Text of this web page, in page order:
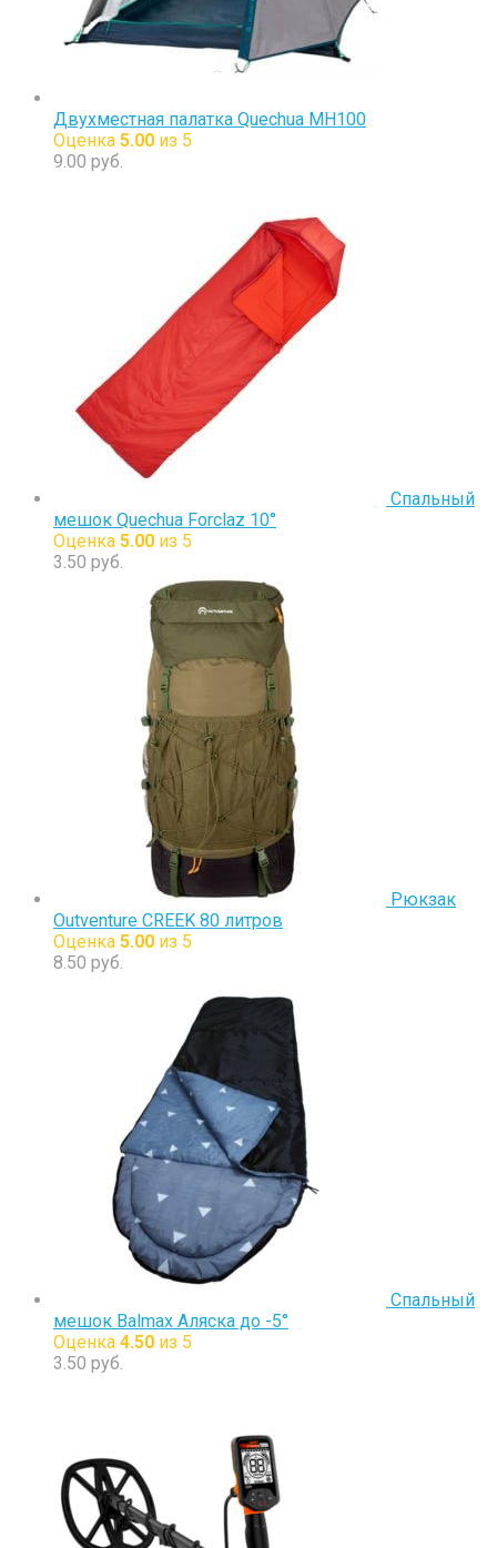
Двухместная палатка Quechua MH100
Оценка 5.00 из 5
9.00 руб.
Спальный
мешок Quechua Forclaz 10°
Оценка 5.00 из 5
3.50 руб.
Рюкзак
Outventure CREEK 80 литров
Оценка 5.00 из 5
8.50 руб.
Спальный
мешок Balmax Аляска до -5°
Оценка 4.50 из 5
3.50 руб.